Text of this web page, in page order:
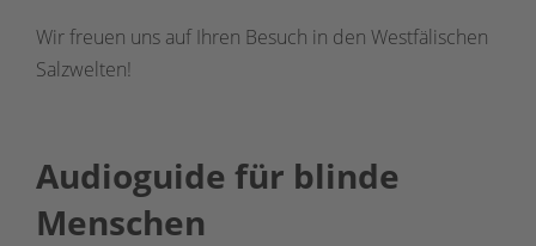
Wir freuen uns auf Ihren Besuch in den Westfälischen
Salzwelten!
Audioguide für blinde
Menschen